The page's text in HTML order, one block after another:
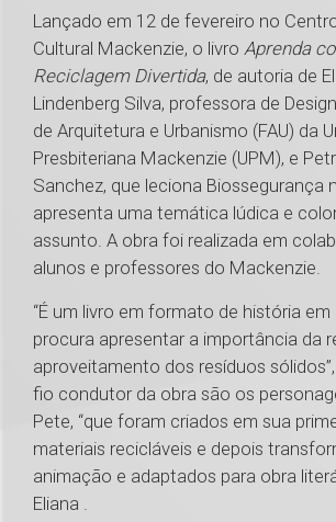
Lançado em 12 de fevereiro no
Cultural Mackenzie, o livro Aprenda
Reciclagem Divertida, de autoria de
Lindenberg Silva, professora de
de Arquitetura e Urbanismo (FAU) da
Presbiteriana Mackenzie (UPM), e
Sanchez, que leciona Biossegurança
apresenta uma temática lúdica e
assunto. A obra foi realizada em
alunos e professores do Mackenzie.
“É um livro em formato de história
procura apresentar a importância da
aproveitamento dos resíduos
fio condutor da obra são os
Pete, “que foram criados em sua
materiais recicláveis e depois
animação e adaptados para obra
Eliana .